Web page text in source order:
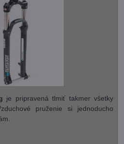
je pripravená tlmiť takmer všetky
pruženie si jednoducho